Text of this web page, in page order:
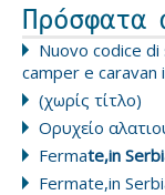
Πρόσφατα
Nuovo codice
camper e caravan
(χωρίς τίτλο)
Ορυχείο
Fermate,in
Fermate,in